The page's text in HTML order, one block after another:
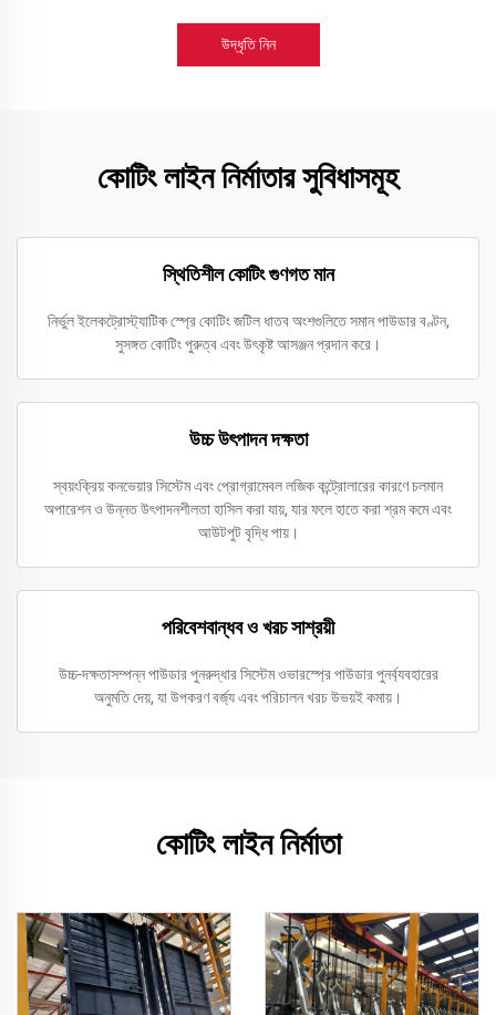
উদ্ধৃতি নিন
কোটিং লাইন নির্মাতার সুবিধাসমূহ
স্থিতিশীল কোটিং গুণগত মান
নির্ভুল ইলেকট্রোস্ট্যাটিক স্প্রে কোটিং জটিল ধাতব অংশগুলিতে সমান পাউডার বণ্টন,
সুসঙ্গত কোটিং পুরুত্ব এবং উৎকৃষ্ট আসঞ্জন প্রদান করে।
উচ্চ উৎপাদন দক্ষতা
স্বয়ংক্রিয় কনভেয়ার সিস্টেম এবং প্রোগ্রামেবল লজিক কন্ট্রোলারের কারণে চলমান
অপারেশন ও উন্নত উৎপাদনশীলতা হাসিল করা যায়, যার ফলে হাতে করা শ্রম কমে এবং
আউটপুট বৃদ্ধি পায়।
পরিবেশবান্ধব ও খরচ সাশ্রয়ী
উচ্চ-দক্ষতাসম্পন্ন পাউডার পুনরুদ্ধার সিস্টেম ওভারস্প্রে পাউডার পুনর্ব্যবহারের
অনুমতি দেয়, যা উপকরণ বর্জ্য এবং পরিচালন খরচ উভয়ই কমায়।
কোটিং লাইন নির্মাতা